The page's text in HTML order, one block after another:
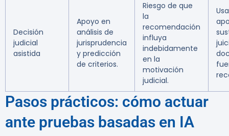
Decisión
judicial
asistida
Apoyo en
análisis de
jurisprudencia
y predicción
de criterios.
Riesgo de que
la
recomendación
influya
indebidamente
en la
motivación
judicial.
Pasos prácticos: cómo actuar
ante pruebas basadas en IA